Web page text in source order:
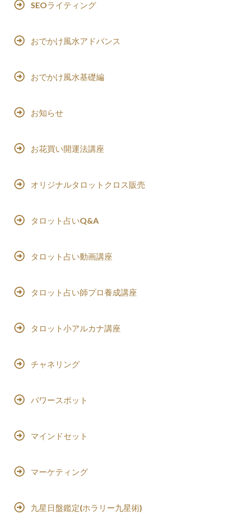
SEOライティング
おでかけ風水アドバンス
おでかけ風水基礎編
お知らせ
お花買い開運法講座
オリジナルタロットクロス販売
タロット占いQ&A
タロット占い動画講座
タロット占い師プロ養成講座
タロット小アルカナ講座
チャネリング
パワースポット
マインドセット
マーケティング
九星日盤鑑定(ホラリー九星術)